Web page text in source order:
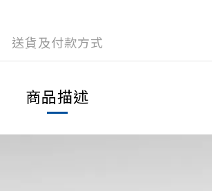
送貨及付款方式
商品描述